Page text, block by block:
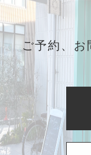
ご予約、お